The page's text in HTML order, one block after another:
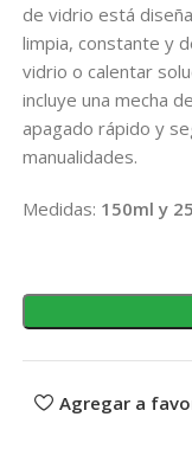
de vidrio está
limpia, constante y
vidrio o calentar
incluye una mecha
apagado rápido y
manualidades.
Medidas: 150ml y
Agregar a